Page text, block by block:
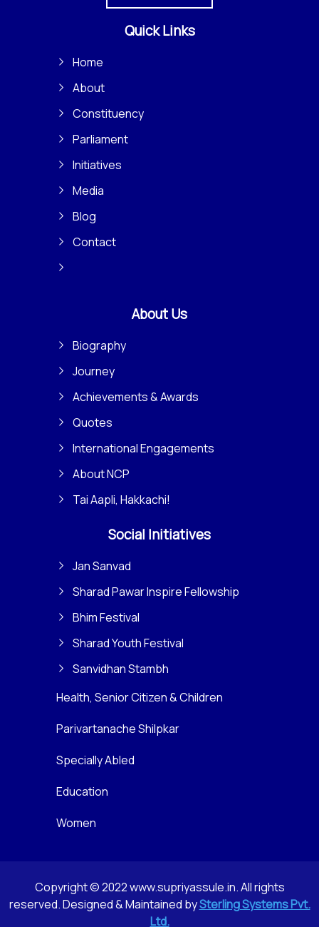
Quick Links
Home
About
Constituency
Parliament
Initiatives
Media
Blog
Contact
About Us
Biography
Journey
Achievements & Awards
Quotes
International Engagements
About NCP
Tai Aapli, Hakkachi!
Social Initiatives
Jan Sanvad
Sharad Pawar Inspire Fellowship
Bhim Festival
Sharad Youth Festival
Sanvidhan Stambh
Health, Senior Citizen & Children
Parivartanache Shilpkar
Specially Abled
Education
Women
Copyright © 2022 www.supriyassule.in. All rights
reserved. Designed & Maintained bySterling Systems Pvt.
Ltd.